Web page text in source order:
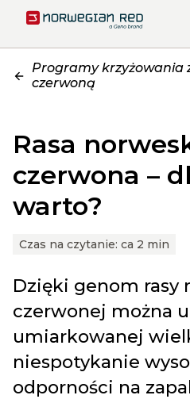
Programy krzyżowania
czerwoną
Rasa
czerwona –
warto?
Czas na czytanie: ca 2 min
Dzięki genom rasy
czerwonej można
umiarkowanej
niespotykanie
odporności na